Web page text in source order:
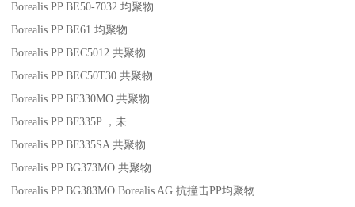
Borealis PP BE50-7032 均聚物
Borealis PP BE61 均聚物
Borealis PP BEC5012 共聚物
Borealis PP BEC50T30 共聚物
Borealis PP BF330MO 共聚物
Borealis PP BF335P
，未
Borealis PP BF335SA 共聚物
Borealis PP BG373MO 共聚物
Borealis PP BG383MO Borealis AG 抗撞击PP均聚物